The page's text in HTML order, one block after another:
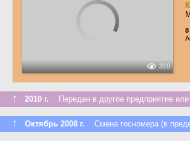
310
8
↑ 2010 г. Передан в другое предприятие или
↑ Октябрь 2008 г. Смена госномера (в